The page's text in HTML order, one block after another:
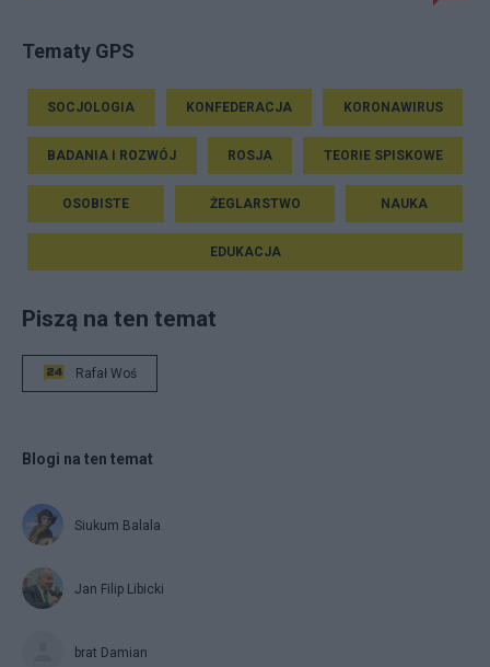
Tematy GPS
SOCJOLOGIA KONFEDERACJA KORONAWIRUS
BADANIA I ROZWÓJ ROSJA TEORIE SPISKOWE
OSOBISTE ŻEGLARSTWO NAUKA
EDUKACJA
Piszą na ten temat
Rafał Woś
Blogi na ten temat
Siukum Balala
Jan Filip Libicki
brat Damian